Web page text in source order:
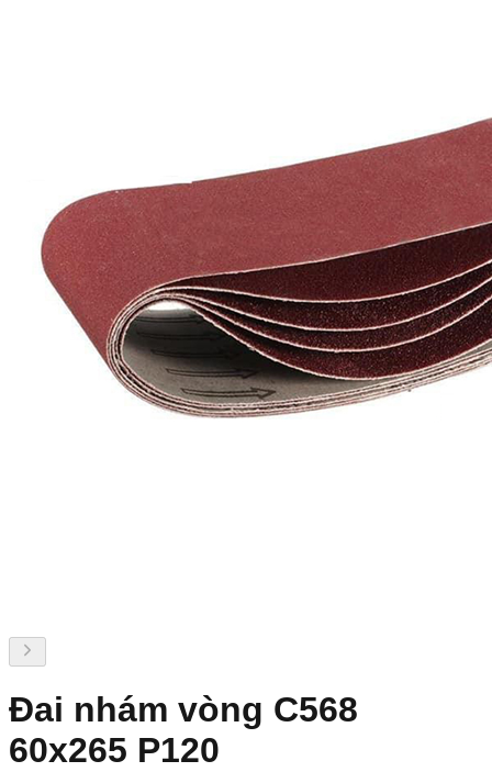
Đai nhám vòng C568
60x265 P120